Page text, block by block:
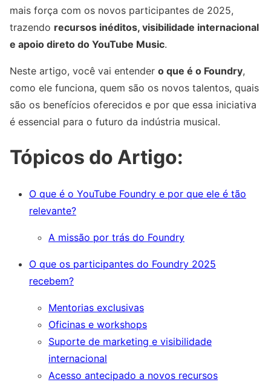
mais força com os novos participantes de 2025,
trazendo recursos inéditos, visibilidade internacional
e apoio direto do YouTube Music.
Neste artigo, você vai entender o que é o Foundry,
como ele funciona, quem são os novos talentos, quais
são os benefícios oferecidos e por que essa iniciativa
é essencial para o futuro da indústria musical.
Tópicos do Artigo:
O que é o YouTube Foundry e por que ele é tão
relevante?
A missão por trás do Foundry
O que os participantes do Foundry 2025
recebem?
Mentorias exclusivas
Oficinas e workshops
Suporte de marketing e visibilidade
internacional
Acesso antecipado a novos recursos